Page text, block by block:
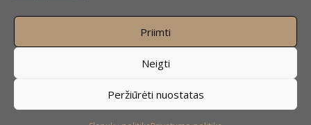
Priimti
Neigti
Peržiūrėti nuostatas